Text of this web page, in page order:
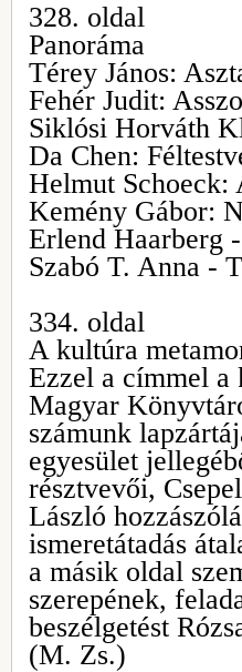
328. oldal
Panoráma
Térey János:
Fehér Judit:
Siklósi Horváth
Da Chen:
Helmut Schoeck:
Kemény Gábor:
Erlend Haarberg
Szabó T. Anna -
334. oldal
A kultúra
Ezzel a címmel a
Magyar
számunk
egyesület
résztvevői,
László
ismeretátadás
a másik oldal
szerepének,
beszélgetést
(M. Zs.)